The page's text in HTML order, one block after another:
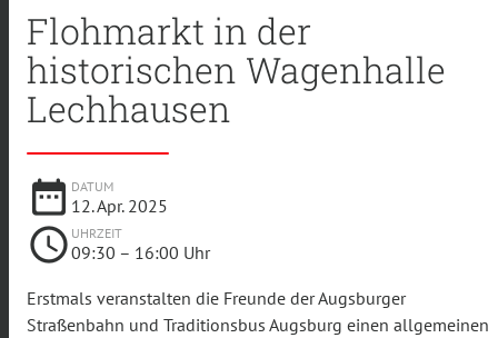
Flohmarkt in der
historischen Wagenhalle
Lechhausen
date_range DATUM
12. Apr. 2025
schedule UHRZEIT
09:30 – 16:00 Uhr
Erstmals veranstalten die Freunde der Augsburger
Straßenbahn und Traditionsbus Augsburg einen allgemeinen